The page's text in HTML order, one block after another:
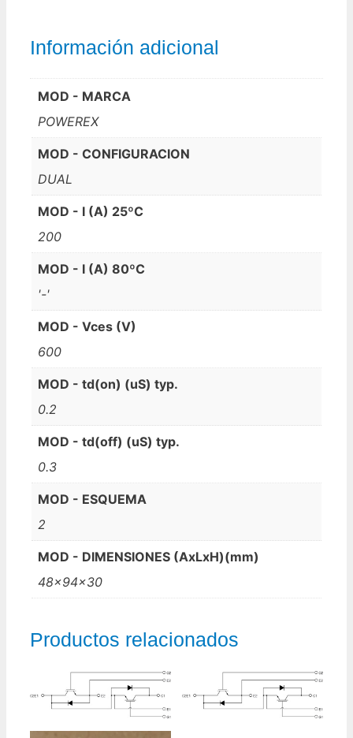
Información adicional
MOD - MARCA
POWEREX
MOD - CONFIGURACION
DUAL
MOD - I (A) 25ºC
200
MOD - I (A) 80ºC
'-'
MOD - Vces (V)
600
MOD - td(on) (uS) typ.
0.2
MOD - td(off) (uS) typ.
0.3
MOD - ESQUEMA
2
MOD - DIMENSIONES (AxLxH)(mm)
48x94x30
Productos relacionados